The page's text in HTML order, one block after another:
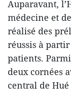
Auparavant,
médecine et
réalisé des
réussis à
patients.
deux cornées
central de